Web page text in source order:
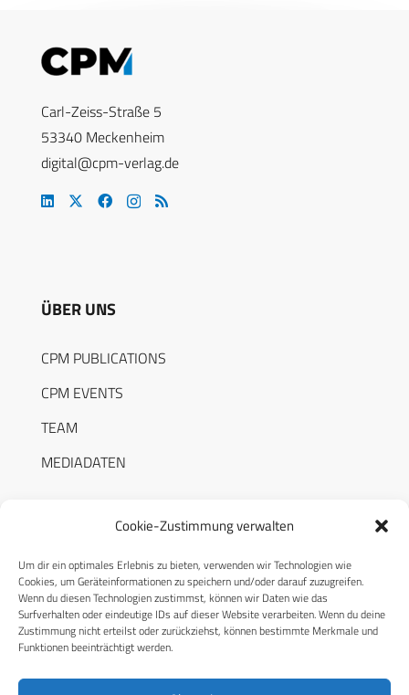
Cookie-Zustimmung verwalten
Um dir ein optimales Erlebnis zu bieten, verwenden wir Technologien wie
Cookies, um Geräteinformationen zu speichern und/oder darauf zuzugreifen.
Wenn du diesen Technologien zustimmst, können wir Daten wie das
Surfverhalten oder eindeutige IDs auf dieser Website verarbeiten. Wenn du deine
Zustimmung nicht erteilst oder zurückziehst, können bestimmte Merkmale und
Funktionen beeinträchtigt werden.
Carl-Zeiss-Straße 5
53340 Meckenheim
digital@cpm-verlag.de
ÜBER UNS
CPM PUBLICATIONS
CPM EVENTS
TEAM
MEDIADATEN
RECHTLICHES
Datenschutzerklärung
Cookie-Richtlinie (EU)